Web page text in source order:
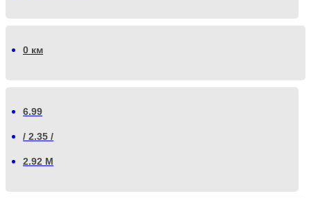
0 км
6.99
/ 2.35 /
2.92 М